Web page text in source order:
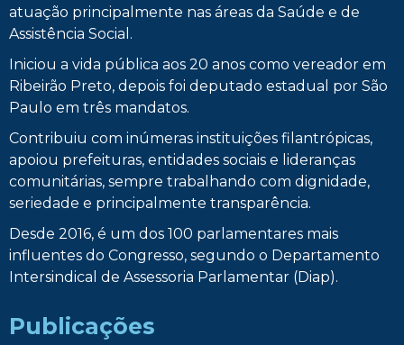
atuação principalmente nas áreas da Saúde e de
Assistência Social.
Iniciou a vida pública aos 20 anos como vereador em
Ribeirão Preto, depois foi deputado estadual por São
Paulo em três mandatos.
Contribuiu com inúmeras instituições filantrópicas,
apoiou prefeituras, entidades sociais e lideranças
comunitárias, sempre trabalhando com dignidade,
seriedade e principalmente transparência.
Desde 2016, é um dos 100 parlamentares mais
influentes do Congresso, segundo o Departamento
Intersindical de Assessoria Parlamentar (Diap).
Publicações